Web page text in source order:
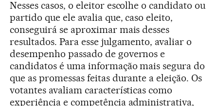
Nesses casos, o eleitor escolhe o candidato ou
partido que ele avalia que, caso eleito,
conseguirá se aproximar mais desses
resultados. Para esse julgamento, avaliar o
desempenho passado de governos e
candidatos é uma informação mais segura do
que as promessas feitas durante a eleição. Os
votantes avaliam características como
experiência e competência administrativa,